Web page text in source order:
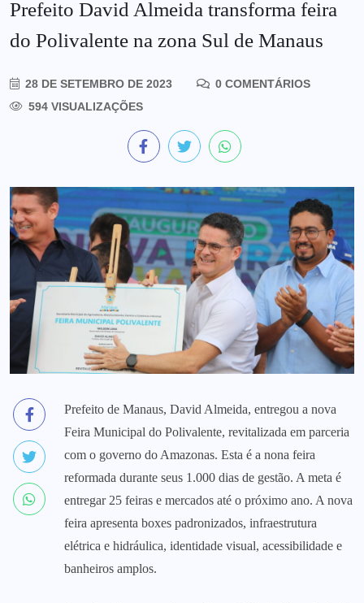
Prefeito David Almeida transforma feira
do Polivalente na zona Sul de Manaus
28 DE SETEMBRO DE 2023
0 COMENTÁRIOS
594 VISUALIZAÇÕES
Prefeito de Manaus, David Almeida, entregou a nova
Feira Municipal do Polivalente, revitalizada em parceria
com o governo do Amazonas. Esta é a nona feira
reformada durante seus 1.000 dias de gestão. A meta é
entregar 25 feiras e mercados até o próximo ano. A nova
feira apresenta boxes padronizados, infraestrutura
elétrica e hidráulica, identidade visual, acessibilidade e
banheiros amplos.